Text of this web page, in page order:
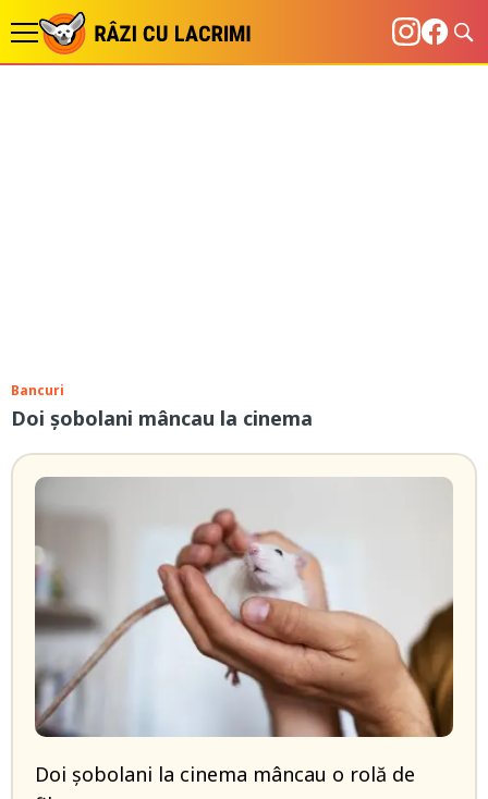
Bancuri
Doi șobolani mâncau la cinema
Doi șobolani la cinema mâncau o rolă de